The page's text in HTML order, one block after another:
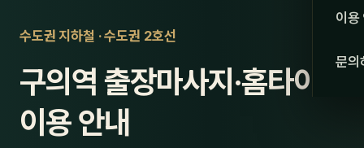
강원·
강원
스
이용
문의
수도권 지하철 · 수도권 2호선
구의역 출장마사지·홈타이
이용 안내